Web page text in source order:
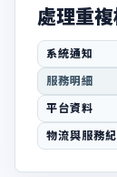
處理重
系統通知
服務明細
平台資料
物流與服務